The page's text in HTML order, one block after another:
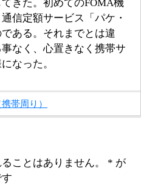
きた。初めてのFOMA機
信定額サービス「パケ・
ある。それまでとは違
なく、心置きなく携帯サ
なった。
帯周り）
ことはありません。 * が